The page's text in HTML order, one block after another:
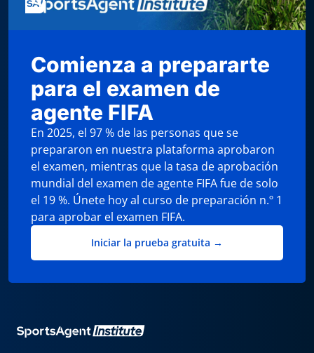
Comienza a prepararte
para el examen de
agente FIFA
En 2025, el 97 % de las personas que se
prepararon en nuestra plataforma aprobaron
el examen, mientras que la tasa de aprobación
mundial del examen de agente FIFA fue de solo
el 19 %. Únete hoy al curso de preparación n.º 1
para aprobar el examen FIFA.
Iniciar la prueba gratuita →